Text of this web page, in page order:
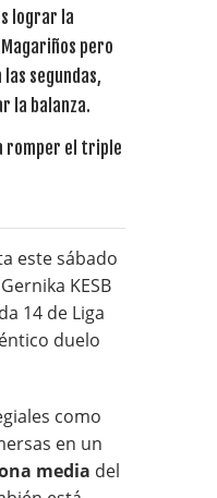
lograr la
pero
segundas,
la balanza.
este sábado
KESB
14 de Liga
duelo
como
en un
media del